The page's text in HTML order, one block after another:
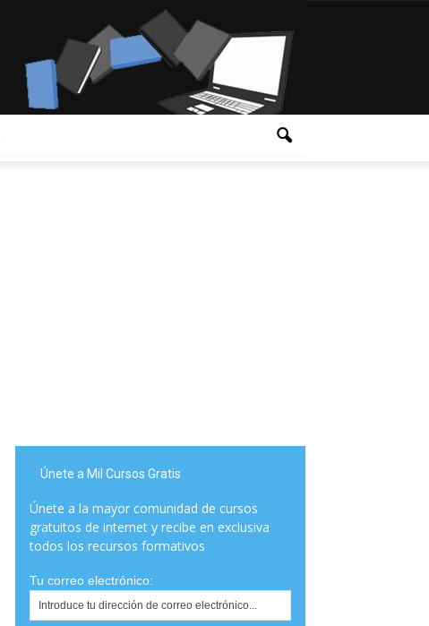
Únete a Mil Cursos Gratis
Únete a la mayor comunidad de cursos
gratuitos de internet y recibe en exclusiva
todos los recursos formativos
Tu correo electrónico: